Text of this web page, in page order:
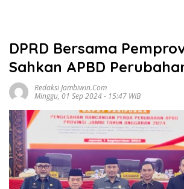
DPRD Bersama
Sahkan APBD
Redaksi Jambiwin.com
Minggu, 01 Sep 2024 - 15:47 WIB